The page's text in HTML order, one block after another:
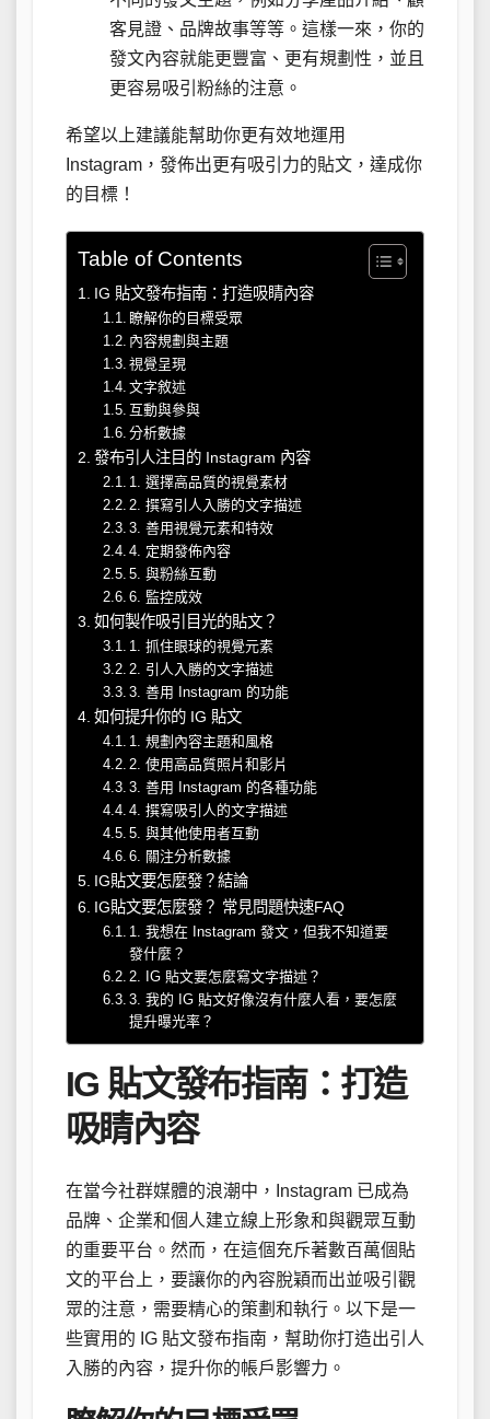
客見證、品牌故事等等。這樣一來，你的
發文內容就能更豐富、更有規劃性，並且
更容易吸引粉絲的注意。
希望以上建議能幫助你更有效地運用
Instagram，發佈出更有吸引力的貼文，達成你
的目標！
Table of Contents
IG 貼文發布指南：打造吸睛內容
瞭解你的目標受眾
內容規劃與主題
視覺呈現
文字敘述
互動與參與
分析數據
發布引人注目的 Instagram 內容
1. 選擇高品質的視覺素材
2. 撰寫引人入勝的文字描述
3. 善用視覺元素和特效
4. 定期發佈內容
5. 與粉絲互動
6. 監控成效
如何製作吸引目光的貼文？
1. 抓住眼球的視覺元素
2. 引人入勝的文字描述
3. 善用 Instagram 的功能
如何提升你的 IG 貼文
1. 規劃內容主題和風格
2. 使用高品質照片和影片
3. 善用 Instagram 的各種功能
4. 撰寫吸引人的文字描述
5. 與其他使用者互動
6. 關注分析數據
IG貼文要怎麼發？結論
IG貼文要怎麼發？ 常見問題快速FAQ
1. 我想在 Instagram 發文，但我不知道要
發什麼？
2. IG 貼文要怎麼寫文字描述？
3. 我的 IG 貼文好像沒有什麼人看，要怎麼
提升曝光率？
IG 貼文發布指南：打造
吸睛內容
在當今社群媒體的浪潮中，Instagram 已成為
品牌、企業和個人建立線上形象和與觀眾互動
的重要平台。然而，在這個充斥著數百萬個貼
文的平台上，要讓你的內容脫穎而出並吸引觀
眾的注意，需要精心的策劃和執行。以下是一
些實用的 IG 貼文發布指南，幫助你打造出引人
入勝的內容，提升你的帳戶影響力。